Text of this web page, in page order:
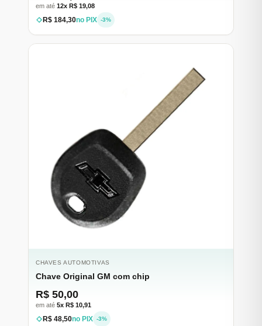
em até 12x R$ 19,08
R$ 184,30no PIX -3%
CHAVES AUTOMOTIVAS
Chave Original GM com chip
R$ 50,00
em até 5x R$ 10,91
R$ 48,50no PIX -3%